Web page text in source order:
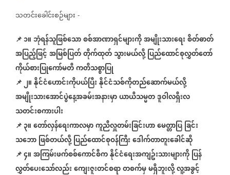
သတင်းခေါင်းစဉ်များ -
📌 ၁။ဘုံရန်သူဖြစ်သောစစ်အာဏာရှင်များကိုအမျိုးသားရေးစိတ်ဓာတ်
အပြည့်ဖြင့်အမြစ်ပြတ်တိုက်ထုတ်သွားမယ်လို့ပြည်ထောင်စုလွှတ်တော်
ကိုယ်စားပြုကော်မတီကတိသစ္စာပြု
📌၂။နိုင်ငံဟောင်းကိုပယ်ပြီးနိုင်ငံသစ်ကိုတည်ဆောက်မယ်လို့
အမျိုးသားအောင်ပွဲနေ့အခမ်းအနားမှာယာယီသမ္မတဒူဝါလရှီးလ
သတင်းစကားပါး
📌၃။တော်လှန်ရေးကာလမှာကူညီလှူတမ်းခြင်းဟာမေတ္တာပြခြင်း
သဘောဖြစ်တယ်လို့ပြည်ထောင်စုဝန်ကြီးဒေါက်တာတူးခေါင်ဆို
📌၄။အကြမ်းဖက်စစ်ကောင်စီကနိုင်ငံရေးအကျဥ်းသားများကိုပြန်
လွှတ်ပေးသော်လည်းကျေးဇူးတင်စရာတစက်မှမရှိဘူးလို့လူ့အခွင့်